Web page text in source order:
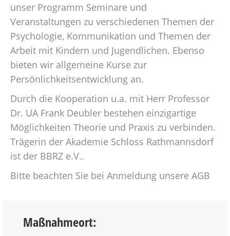
unser Programm Seminare und
Veranstaltungen zu verschiedenen Themen der
Psychologie, Kommunikation und Themen der
Arbeit mit Kindern und Jugendlichen. Ebenso
bieten wir allgemeine Kurse zur
Persönlichkeitsentwicklung an.
Durch die Kooperation u.a. mit Herr Professor
Dr. UA Frank Deubler bestehen einzigartige
Möglichkeiten Theorie und Praxis zu verbinden.
Trägerin der Akademie Schloss Rathmannsdorf
ist der BBRZ e.V..
Bitte beachten Sie bei Anmeldung unsere AGB
Maßnahmeort: